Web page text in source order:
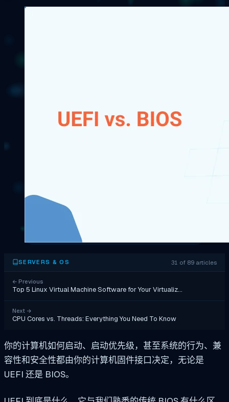
SERVERS & OS 31 of 89 articles
← Previous
Top 5 Linux Virtual Machine Software for Your Virtualiz…
Next →
CPU Cores vs. Threads: Everything You Need To Know
你的计算机如何启动、启动优先级，甚至系统的行为、兼
容性和安全性都由你的计算机固件接口决定，无论是
UEFI 还是 BIOS。